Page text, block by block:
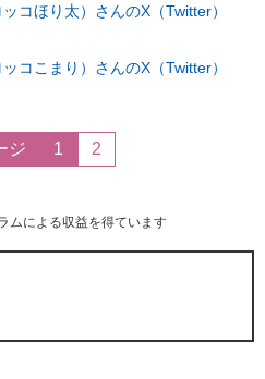
コほり太）さんのX（Twitter）
コこまり）さんのX（Twitter）
ジ 1 2
ムによる収益を得ています